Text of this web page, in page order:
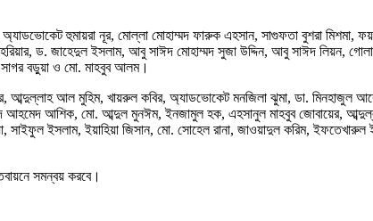
অ্যাডভোকেট হুমায়রা নূর, মোল্লা মোহাম্মদ ফারুক এহসান, সাগুফতা বুশরা মিশমা,
ড. জাহেদুল ইসলাম, আবু সাঈদ মোহাম্মদ সুজা উদ্দিন, আবু সাঈদ লিয়ন,
বড়ুয়া ও মো. মাহবুব আলম।
আব্দুল্লাহ আল মুহিম, খায়রুল কবির, অ্যাডভোকেট মনজিলা ঝুমা, ডা. মিনহাজুল
আশিক, মো. আব্দুল মুনঈম, ইনজামুল হক, এহসানুল মাহবুব জোবায়ের,
ইসলাম, ইয়াহিয়া জিসান, মো. সোহেল রানা, জাওয়াদুল করিম, ইফতেখারুল
সমন্বয় করবে।